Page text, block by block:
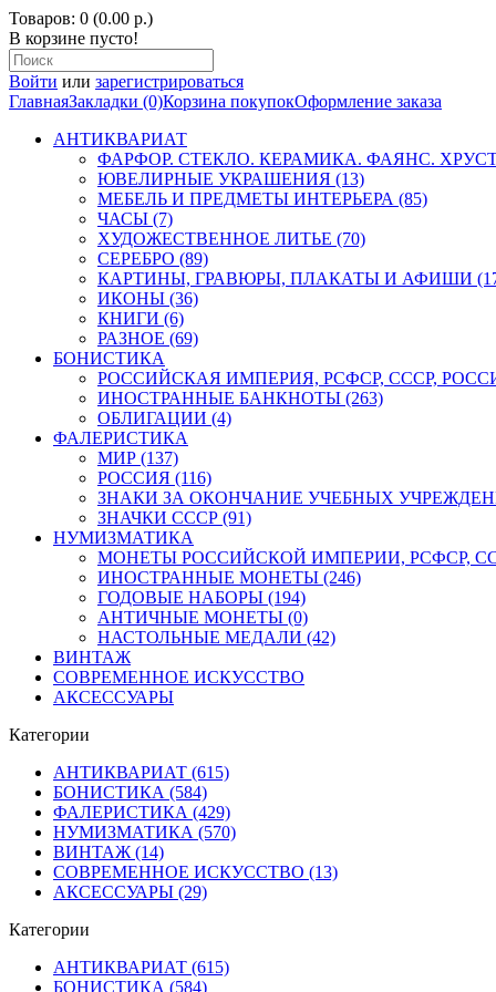
Товаров: 0 (0.00 р.)
В корзине пусто!
Войти или зарегистрироваться
ГлавнаяЗакладки (0)Корзина покупокОформление заказа
АНТИКВАРИАТ
ФАРФОР. СТЕКЛО. КЕРАМИКА. ФАЯНС.
ЮВЕЛИРНЫЕ УКРАШЕНИЯ (13)
МЕБЕЛЬ И ПРЕДМЕТЫ ИНТЕРЬЕРА (85)
ЧАСЫ (7)
ХУДОЖЕСТВЕННОЕ ЛИТЬЕ (70)
СЕРЕБРО (89)
КАРТИНЫ, ГРАВЮРЫ, ПЛАКАТЫ И АФИШИ
ИКОНЫ (36)
КНИГИ (6)
РАЗНОЕ (69)
БОНИСТИКА
РОССИЙСКАЯ ИМПЕРИЯ, РСФСР, СССР,
ИНОСТРАННЫЕ БАНКНОТЫ (263)
ОБЛИГАЦИИ (4)
ФАЛЕРИСТИКА
МИР (137)
РОССИЯ (116)
ЗНАКИ ЗА ОКОНЧАНИЕ УЧЕБНЫХ
ЗНАЧКИ СССР (91)
НУМИЗМАТИКА
МОНЕТЫ РОССИЙСКОЙ ИМПЕРИИ, РСФСР,
ИНОСТРАННЫЕ МОНЕТЫ (246)
ГОДОВЫЕ НАБОРЫ (194)
АНТИЧНЫЕ МОНЕТЫ (0)
НАСТОЛЬНЫЕ МЕДАЛИ (42)
ВИНТАЖ
СОВРЕМЕННОЕ ИСКУССТВО
АКСЕССУАРЫ
Категории
АНТИКВАРИАТ (615)
БОНИСТИКА (584)
ФАЛЕРИСТИКА (429)
НУМИЗМАТИКА (570)
ВИНТАЖ (14)
СОВРЕМЕННОЕ ИСКУССТВО (13)
АКСЕССУАРЫ (29)
Категории
АНТИКВАРИАТ (615)
БОНИСТИКА (584)